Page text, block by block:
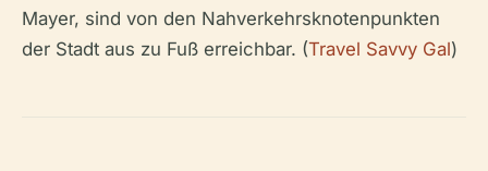
Mayer, sind von den Nahverkehrsknotenpunkten
der Stadt aus zu Fuß erreichbar. (Travel Savvy Gal)